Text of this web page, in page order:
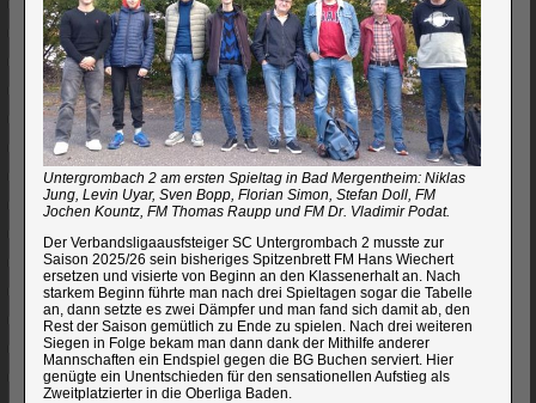
Untergrombach 2 am ersten Spieltag in Bad Mergentheim: Niklas
Jung, Levin Uyar, Sven Bopp, Florian Simon, Stefan Doll, FM
Jochen Kountz, FM Thomas Raupp und FM Dr. Vladimir Podat.
Der Verbandsligaausfsteiger SC Untergrombach 2 musste zur
Saison 2025/26 sein bisheriges Spitzenbrett FM Hans Wiechert
ersetzen und visierte von Beginn an den Klassenerhalt an. Nach
starkem Beginn führte man nach drei Spieltagen sogar die Tabelle
an, dann setzte es zwei Dämpfer und man fand sich damit ab, den
Rest der Saison gemütlich zu Ende zu spielen. Nach drei weiteren
Siegen in Folge bekam man dann dank der Mithilfe anderer
Mannschaften ein Endspiel gegen die BG Buchen serviert. Hier
genügte ein Unentschieden für den sensationellen Aufstieg als
Zweitplatzierter in die Oberliga Baden.